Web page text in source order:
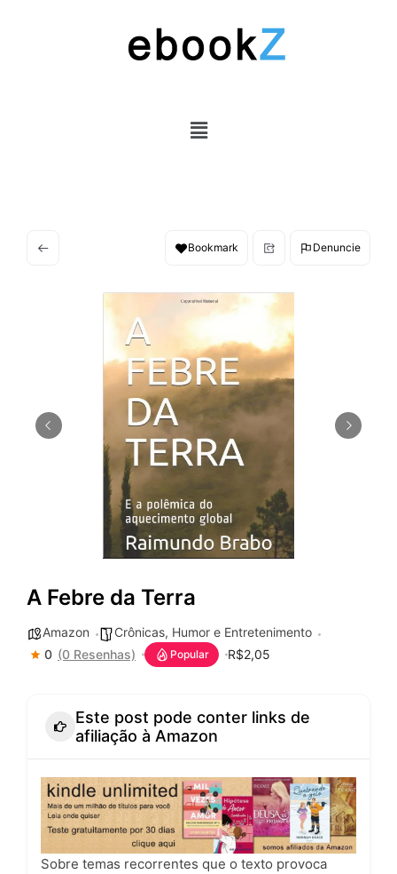
Bookmark Denuncie
A Febre da Terra
Amazon
Crônicas, Humor e Entretenimento
0 (0 Resenhas) Popular R$2,05
Este post pode conter links de
afiliação à Amazon
Sobre temas recorrentes que o texto provoca